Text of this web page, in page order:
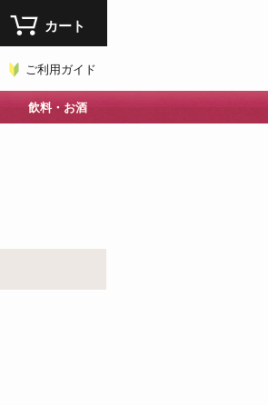
ご利用ガイド
カート
飲料・お酒